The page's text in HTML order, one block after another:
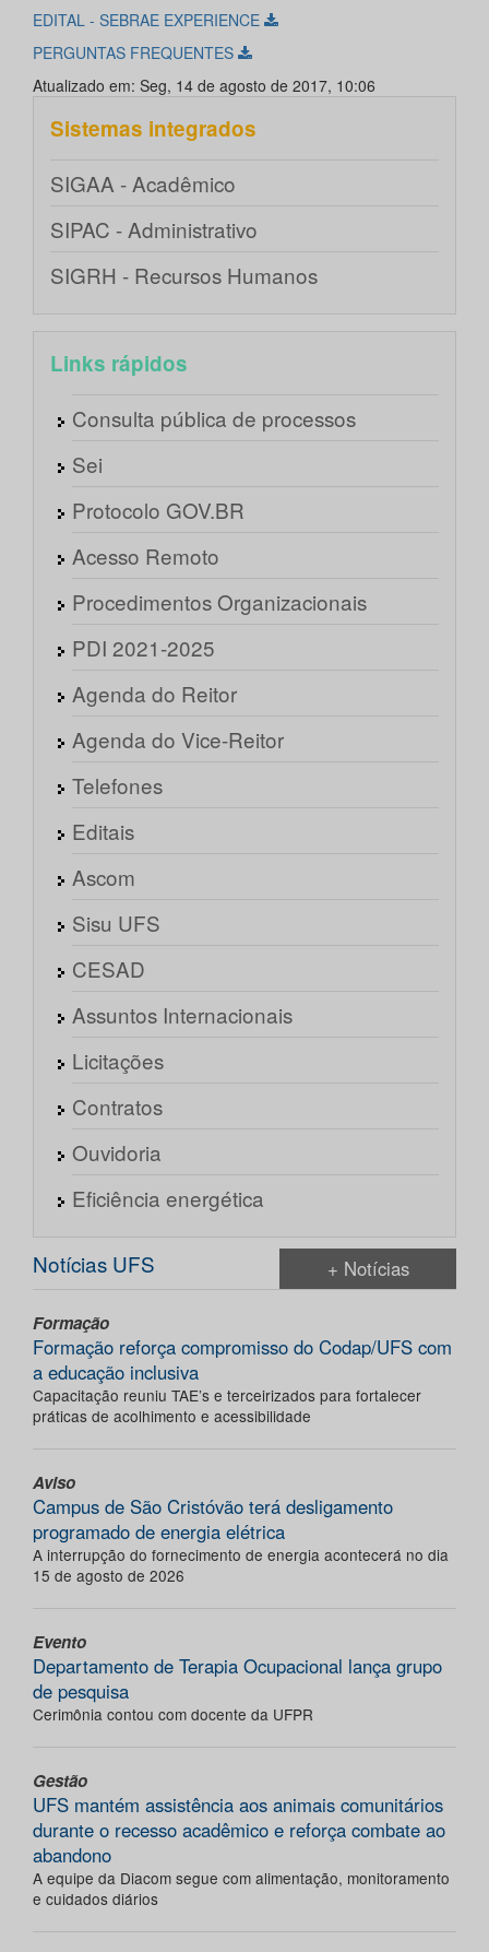
EDITAL - SEBRAE EXPERIENCE
PERGUNTAS FREQUENTES
Atualizado em: Seg, 14 de agosto de 2017, 10:06
Sistemas integrados
SIGAA - Acadêmico
SIPAC - Administrativo
SIGRH - Recursos Humanos
Links rápidos
Consulta pública de processos
Sei
Protocolo GOV.BR
Acesso Remoto
Procedimentos Organizacionais
PDI 2021-2025
Agenda do Reitor
Agenda do Vice-Reitor
Telefones
Editais
Ascom
Sisu UFS
CESAD
Assuntos Internacionais
Licitações
Contratos
Ouvidoria
Eficiência energética
Notícias UFS + Notícias
Formação
Formação reforça compromisso do Codap/UFS com
a educação inclusiva
Capacitação reuniu TAE’s e terceirizados para fortalecer
práticas de acolhimento e acessibilidade
Aviso
Campus de São Cristóvão terá desligamento
programado de energia elétrica
A interrupção do fornecimento de energia acontecerá no dia
15 de agosto de 2026
Evento
Departamento de Terapia Ocupacional lança grupo
de pesquisa
Cerimônia contou com docente da UFPR
Gestão
UFS mantém assistência aos animais comunitários
durante o recesso acadêmico e reforça combate ao
abandono
A equipe da Diacom segue com alimentação, monitoramento
e cuidados diários